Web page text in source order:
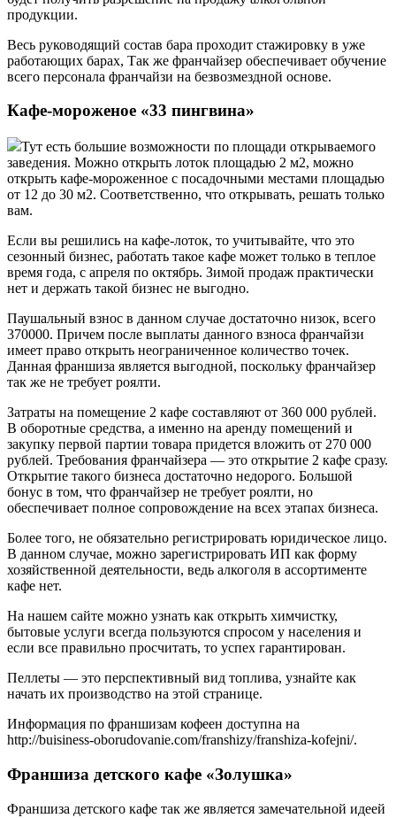
продукции.
Весь руководящий состав бара проходит стажировку в уже
работающих барах, Так же франчайзер обеспечивает обучение
всего персонала франчайзи на безвозмездной основе.
Кафе-мороженое «33 пингвина»
Тут есть большие возможности по площади открываемого
заведения. Можно открыть лоток площадью 2 м2, можно
открыть кафе-мороженное с посадочными местами площадью
от 12 до 30 м2. Соответственно, что открывать, решать только
вам.
Если вы решились на кафе-лоток, то учитывайте, что это
сезонный бизнес, работать такое кафе может только в теплое
время года, с апреля по октябрь. Зимой продаж практически
нет и держать такой бизнес не выгодно.
Паушальный взнос в данном случае достаточно низок, всего
370000. Причем после выплаты данного взноса франчайзи
имеет право открыть неограниченное количество точек.
Данная франшиза является выгодной, поскольку франчайзер
так же не требует роялти.
Затраты на помещение 2 кафе составляют от 360 000 рублей.
В оборотные средства, а именно на аренду помещений и
закупку первой партии товара придется вложить от 270 000
рублей. Требования франчайзера — это открытие 2 кафе сразу.
Открытие такого бизнеса достаточно недорого. Большой
бонус в том, что франчайзер не требует роялти, но
обеспечивает полное сопровождение на всех этапах бизнеса.
Более того, не обязательно регистрировать юридическое лицо.
В данном случае, можно зарегистрировать ИП как форму
хозяйственной деятельности, ведь алкоголя в ассортименте
кафе нет.
На нашем сайте можно узнать как открыть химчистку,
бытовые услуги всегда пользуются спросом у населения и
если все правильно просчитать, то успех гарантирован.
Пеллеты — это перспективный вид топлива, узнайте как
начать их производство на этой странице.
Информация по франшизам кофеен доступна на
http://buisiness-oborudovanie.com/franshizy/franshiza-kofejni/.
Франшиза детского кафе «Золушка»
Франшиза детского кафе так же является замечательной идеей